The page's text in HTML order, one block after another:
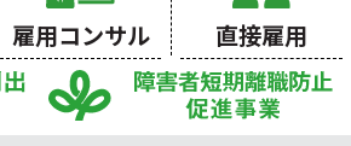
雇用コンサル 直接雇用